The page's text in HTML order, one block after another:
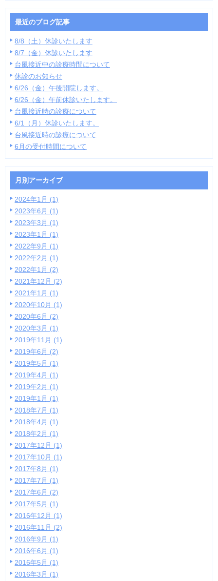
最近のブログ記事
8/8（土）休診いたします
8/7（金）休診いたします
台風接近中の診療時間について
休診のお知らせ
6/26（金）午後開院します。
6/26（金）午前休診いたします。
台風接近時の診療について
6/1（月）休診いたします。
台風接近時の診療について
6月の受付時間について
月別アーカイブ
2024年1月 (1)
2023年6月 (1)
2023年3月 (1)
2023年1月 (1)
2022年9月 (1)
2022年2月 (1)
2022年1月 (2)
2021年12月 (2)
2021年1月 (1)
2020年10月 (1)
2020年6月 (2)
2020年3月 (1)
2019年11月 (1)
2019年6月 (2)
2019年5月 (1)
2019年4月 (1)
2019年2月 (1)
2019年1月 (1)
2018年7月 (1)
2018年4月 (1)
2018年2月 (1)
2017年12月 (1)
2017年10月 (1)
2017年8月 (1)
2017年7月 (1)
2017年6月 (2)
2017年5月 (1)
2016年12月 (1)
2016年11月 (2)
2016年9月 (1)
2016年6月 (1)
2016年5月 (1)
2016年3月 (1)